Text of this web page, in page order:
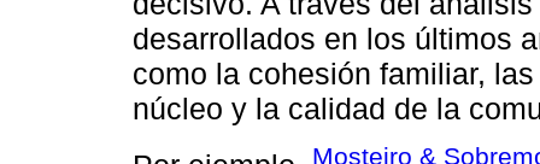
desarrollados en los últimos
como la cohesión familiar,
núcleo y la calidad de la
Mosteiro &